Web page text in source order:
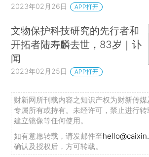
2023年02月26日 APP打开
文物保护科技研究的先行者和
开拓者陆寿麟去世，83岁｜讣
闻
2023年02月25日 APP打开
财新网所刊载内容之知识产权为财新传
专属所有或持有。未经许可，禁止进行转
建立镜像等任何使用。
如有意愿转载，请发邮件至
确认及授权后，方可转载。